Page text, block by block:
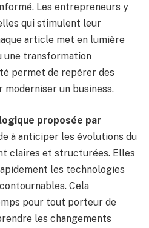
Les entrepreneurs y
qui stimulent leur
article met en lumière
une transformation
permet de repérer des
un business.
proposée par
à anticiper les évolutions du
claires et structurées. Elles
les technologies
Cela
pour tout porteur de
les changements